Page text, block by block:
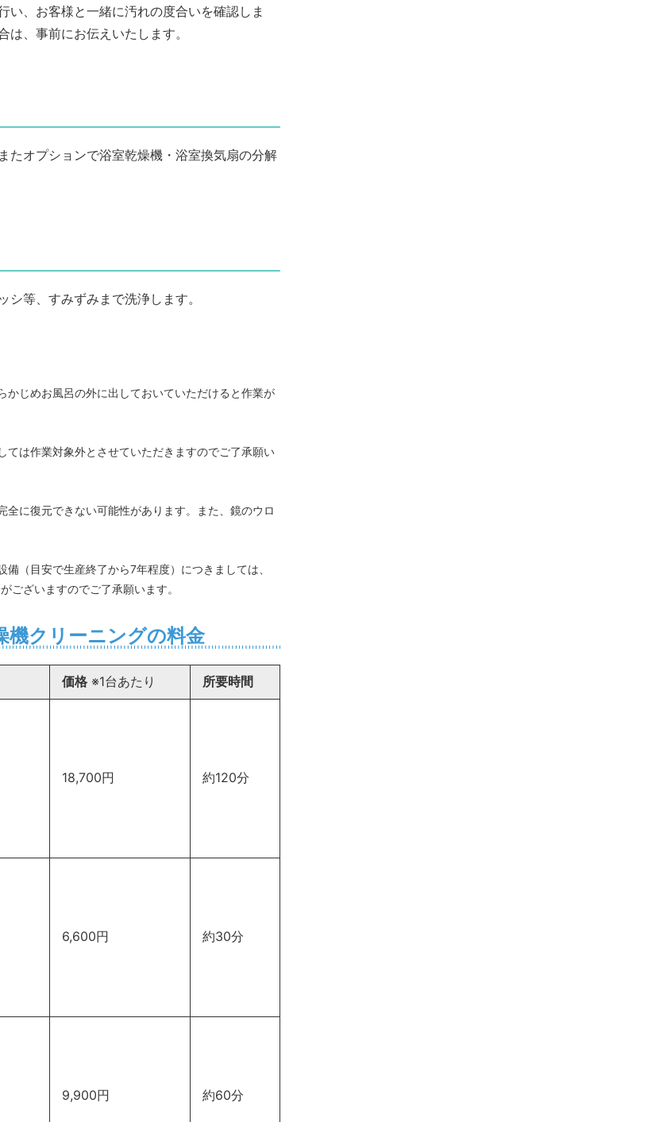
い、お客様と一緒に汚れの度合いを確認しま
、事前にお伝えいたします。
たオプションで浴室乾燥機・浴室換気扇の分解
等、すみずみまで洗浄します。
じめお風呂の外に出しておいていただけると作業が
は作業対象外とさせていただきますのでご了承願い
に復元できない可能性があります。また、鏡のウロ
（目安で生産終了から7年程度）につきましては、
ございますのでご了承願います。
機クリーニングの料金
価格 ※1台あたり 所要時間
18,700円 約120分
6,600円 約30分
9,900円 約60分